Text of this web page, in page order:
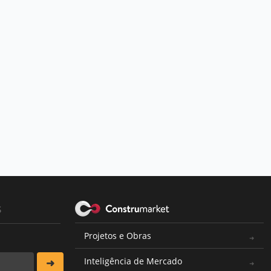
Projetos e Obras
Inteligência de Mercado